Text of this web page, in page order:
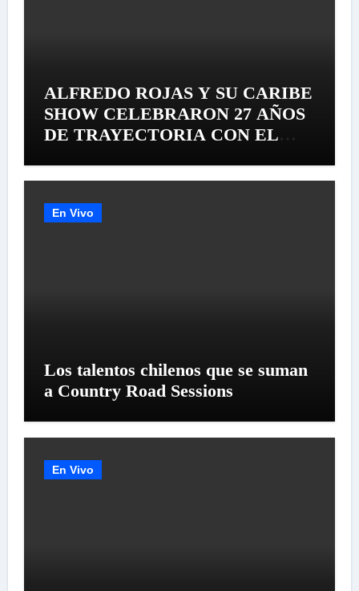
ALFREDO ROJAS Y SU CARIBE
SHOW CELEBRARON 27 AÑOS
DE TRAYECTORIA CON EL
SU «LIVE SESSION #1»
En Vivo
Los talentos chilenos que se suman
a Country Road Sessions
En Vivo